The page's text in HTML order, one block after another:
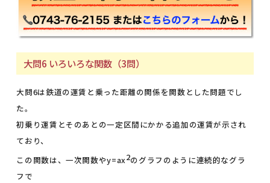
大問6 いろいろな関数（3問）
大問6は鉄道の運賃と乗った距離の関係を関数とした問題でし
た。
初乗り運賃とそのあとの一定区間にかかる追加の運賃が示され
ており、
この関数は、一次関数やy=ax2のグラフのように連続的なグラ
フで